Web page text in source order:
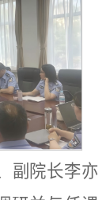
副院长李亦